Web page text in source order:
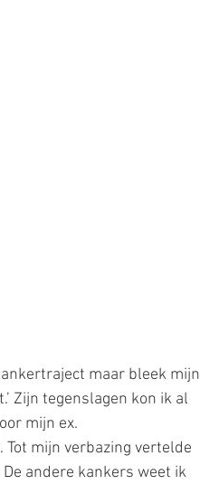
maar bleek mijn
Zijn tegenslagen kon ik al
mijn ex.
mijn verbazing vertelde
andere kankers weet ik